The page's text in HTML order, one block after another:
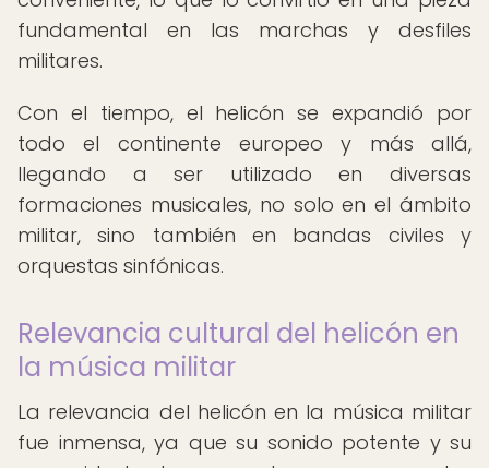
fundamental en las marchas y desfiles
militares.
Con el tiempo, el helicón se expandió por
todo el continente europeo y más allá,
llegando a ser utilizado en diversas
formaciones musicales, no solo en el ámbito
militar, sino también en bandas civiles y
orquestas sinfónicas.
Relevancia cultural del helicón en
la música militar
La relevancia del helicón en la música militar
fue inmensa, ya que su sonido potente y su